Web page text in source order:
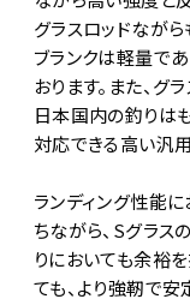
グラスロッドなが
ブランクは軽量で
おります。また、グ
日本国内の釣りは
対応できる高い汎
ランディング性能
ちながら、Sグラス
りにおいても余裕
ても、より強靭で安